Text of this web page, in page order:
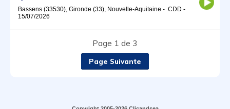
Bassens (33530), Gironde (33), Nouvelle-Aquitaine - CDD -
15/07/2026
Page 1 de 3
Page Suivante